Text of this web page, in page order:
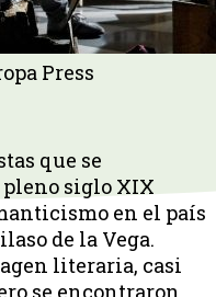
Press
que se
siglo XIX
en el país
de la Vega.
literaria, casi
se encontraron